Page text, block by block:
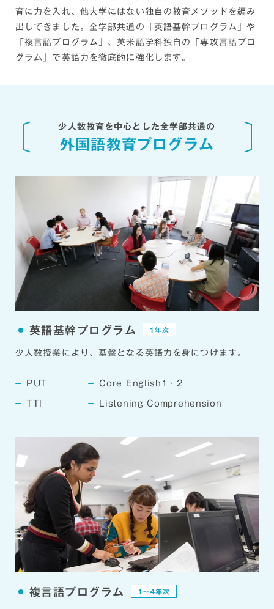
育に力を入れ、他大学にはない独自の教育メソッドを編み
出してきました。 全学部共通の「英語基幹プログラム」や
「複言語プログラム」、英米語学科独自の「専攻言語プロ
グラム」で英語力を徹底的に強化します。
少人数教育を中心とした全学部共通の
外国語教育プログラム
英語基幹プログラム 1年次
少人数授業により、基盤となる英語力を身につけます。
PUT Core English1・2
TTI Listening Comprehension
複言語プログラム 1〜4年次